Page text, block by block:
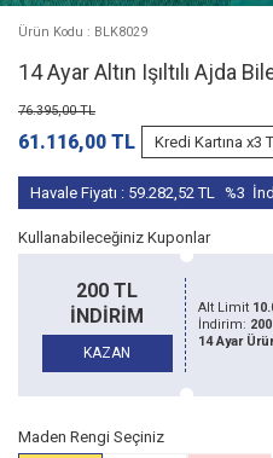
Ürün Kodu : BLK8029
14 Ayar Altın Işıltılı Ajda
76.395,00TL
61.116,00 TL Kredi Kartına x3
Havale Fiyatı : 59.282,52TL %3
Kullanabileceğiniz Kuponlar
200 TL
İNDİRİM
KAZAN
Alt Limit10.000 TL
İndirim:200 TL
14 Ayar Ürünlerde
Maden Rengi Seçiniz